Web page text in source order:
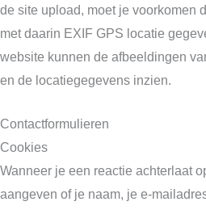
de site upload, moet je voorkomen
met daarin EXIF GPS locatie
website kunnen de afbeeldingen
en de locatiegegevens inzien.
Contactformulieren
Cookies
Wanneer je een reactie achterlaat
aangeven of je naam, je e-